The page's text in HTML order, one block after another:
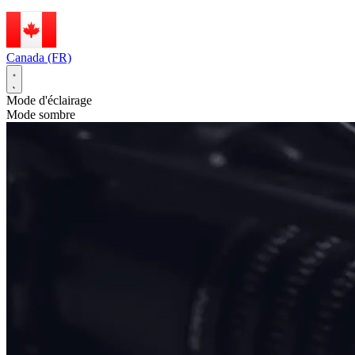
Canada (FR)
Mode d'éclairage
Mode sombre